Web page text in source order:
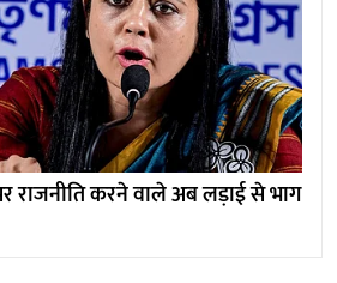
राजनीति करने वाले अब लड़ाई से भाग